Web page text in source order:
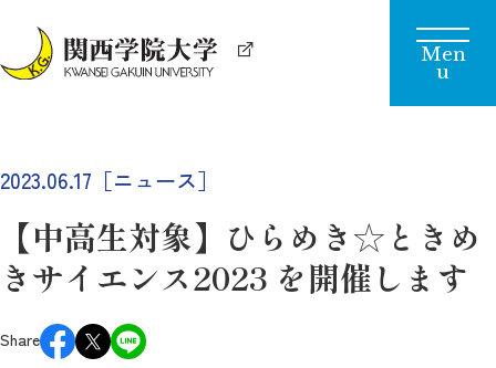
2023.06.17［ニュース］
【中高生対象】ひらめき☆ときめ
きサイエンス2023 を開催します
Share